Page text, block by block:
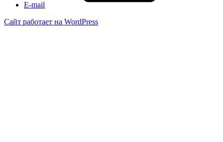
E-mail
Сайт работает на WordPress